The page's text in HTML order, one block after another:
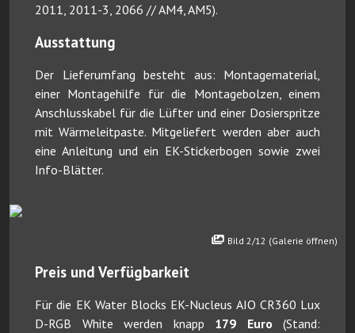
2011, 2011-3, 2066 // AM4, AM5).
Ausstattung
Der Lieferumfang besteht aus: Montagematerial,
einer Montagehilfe für die Montagebolzen, einem
Anschlusskabel für die Lüfter und einer Dosierspritze
mit Wärmeleitpaste. Mitgeliefert werden aber auch
eine Anleitung und ein EK-Stickerbogen sowie zwei
Info-Blätter.
Bild 2/12 (Galerie öffnen)
Preis und Verfügbarkeit
Für die EK Water Blocks EK-Nucleus AIO CR360 Lux
D-RGB White werden knapp 179 Euro (Stand: